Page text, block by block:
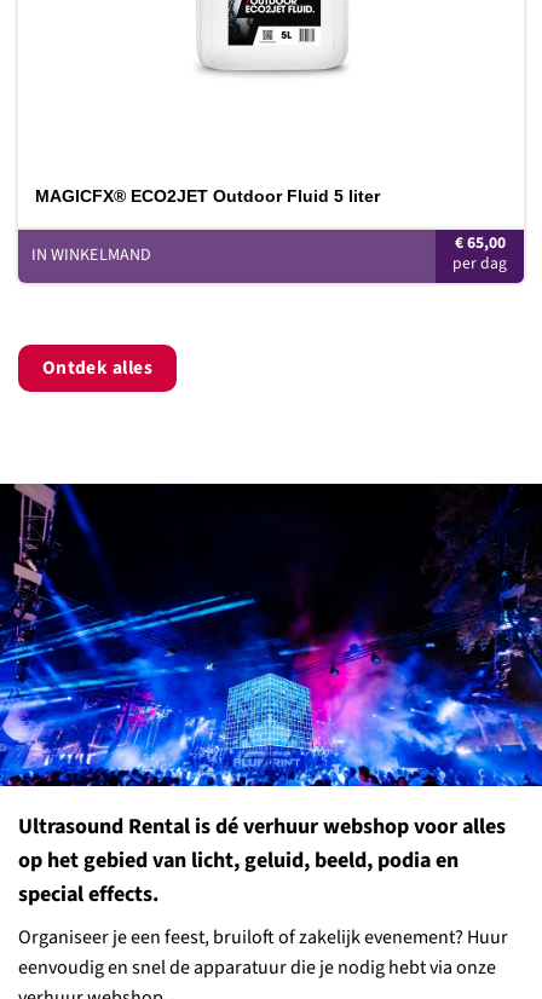
MAGICFX® ECO2JET Outdoor Fluid 5 liter
€65,00
IN WINKELMAND
Ontdek alles
Ultrasound Rental is dé verhuur webshop voor alles
op het gebied van licht, geluid, beeld, podia en
special effects.
Organiseer je een feest, bruiloft of zakelijk evenement? Huur
eenvoudig en snel de apparatuur die je nodig hebt via onze